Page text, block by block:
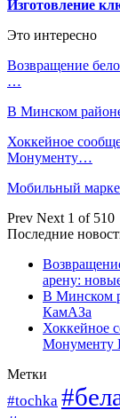
Изготовление
Это интересно
Возвращение
…
В Минском
Хоккейное
Монументу…
Мобильный
Prev Next 1 of 510
Последние
арену:
В Минском
КамАЗа
Хоккейное
Монументу
Метки
#tochka